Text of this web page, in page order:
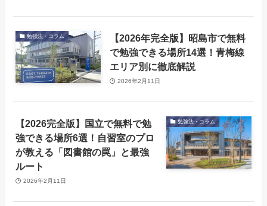
勉強法・コラム
【2026年完全版】昭島市で無料
で勉強できる場所14選！青梅線
エリア別に徹底解説
2026年2月11日
勉強法・コラム
【2026完全版】国立で無料で勉
強できる場所6選！自習室のプロ
が教える「図書館の罠」と最強
ルート
2026年2月11日